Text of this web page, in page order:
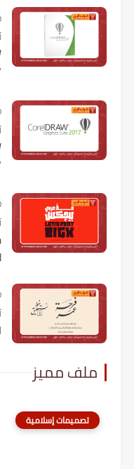
ملف مميز
تصميمات إسلامية